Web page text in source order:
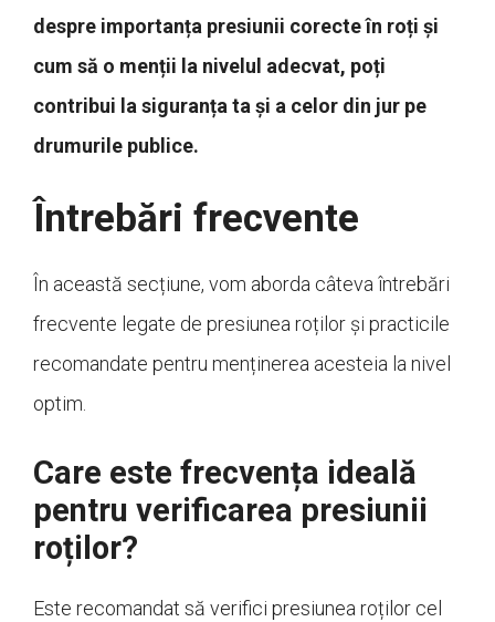
despre importanța presiunii corecte în roți și
cum să o menții la nivelul adecvat, poți
contribui la siguranța ta și a celor din jur pe
drumurile publice.
Întrebări frecvente
În această secțiune, vom aborda câteva întrebări
frecvente legate de presiunea roților și practicile
recomandate pentru menținerea acesteia la nivel
optim.
Care este frecvența ideală
pentru verificarea presiunii
roților?
Este recomandat să verifici presiunea roților cel